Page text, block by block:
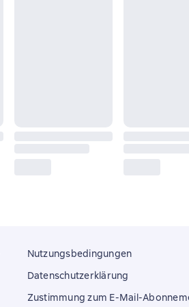
Nutzungsbedingungen
Datenschutzerklärung
Zustimmung zum E-Mail-